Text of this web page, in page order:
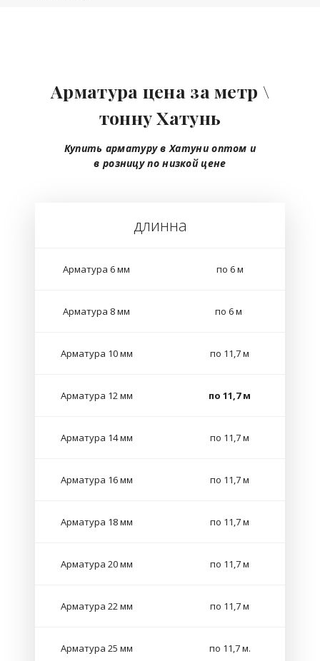
Арматура цена за метр \
тонну Хатунь
Купить арматуру в Хатуниоптом и
в розницупо низкой цене
длинна
Арматура 6 мм по 6 м
Арматура 8 мм по 6 м
Арматура 10 мм по 11,7 м
Арматура 12 мм по 11,7 м
Арматура 14 мм по 11,7 м
Арматура 16 мм по 11,7 м
Арматура 18 мм по 11,7 м
Арматура 20 мм по 11,7 м
Арматура 22 мм по 11,7 м
Арматура 25 мм по 11,7 м.